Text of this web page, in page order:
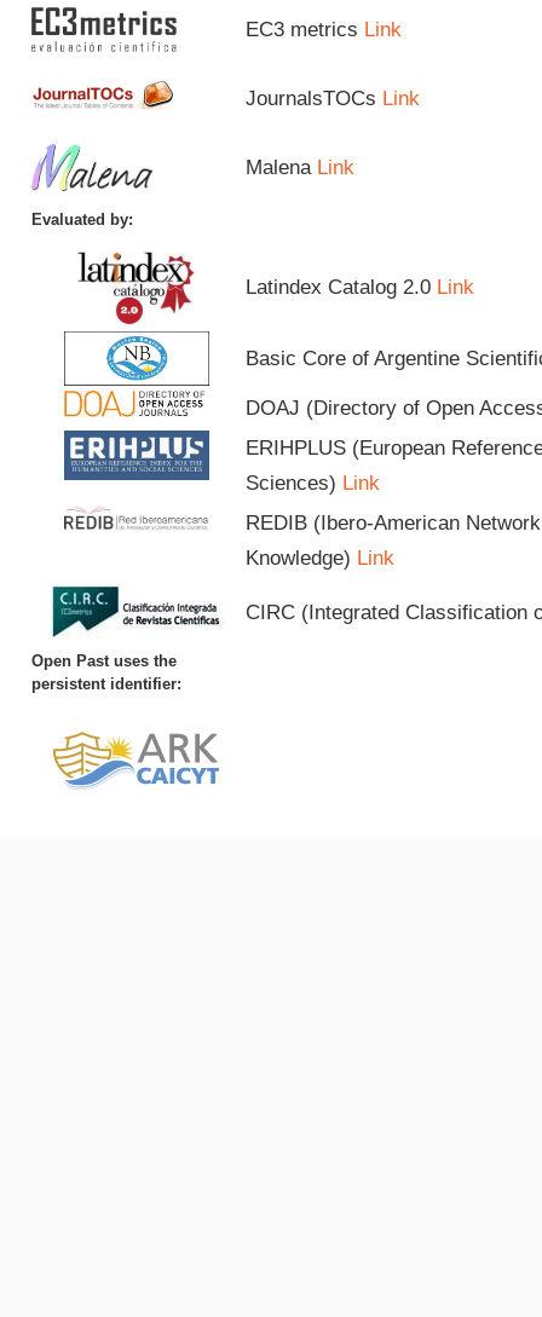
EC3 metrics Link
JournalsTOCs Link
Malena Link
Evaluated by:
Latindex Catalog 2.0 Link
Basic Core of Argentine
DOAJ (Directory of Open
ERIHPLUS (European
Sciences) Link
REDIB (Ibero-American
Knowledge) Link
CIRC (Integrated Classification
Open Past uses the
persistent identifier: